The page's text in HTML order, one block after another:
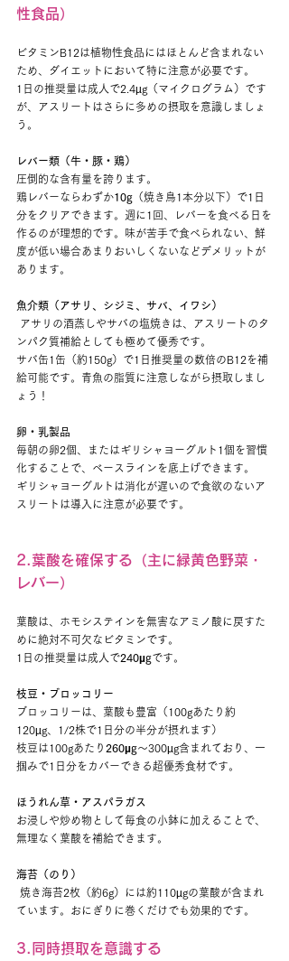
性食品）
ビタミンB12は植物性食品にはほとんど含まれない
ため、ダイエットにおいて特に注意が必要です。
1日の推奨量は成人で2.4µg（マイクログラム）です
が、アスリートはさらに多めの摂取を意識しましょ
う。
レバー類（牛・豚・鶏）
圧倒的な含有量を誇ります。
鶏レバーならわずか10g （焼き鳥1本分以下）で1日
分をクリアできます。週に1回、レバーを食べる日を
作るのが理想的です。味が苦手で食べられない、鮮
度が低い場合あまりおいしくないなどデメリットが
あります。
魚介類（アサリ、シジミ、サバ、イワシ）
ンパク質補給としても極めて優秀です。
サバ缶1缶（約150g）で1日推奨量の数倍のB12を補
給可能です。青魚の脂質に注意しながら摂取しまし
ょう！
卵・乳製品
毎朝の卵2個、またはギリシャヨーグルト1個を習慣
化することで、ベースラインを底上げできます。
ギリシャヨーグルトは消化が遅いので食欲のないア
スリートは導入に注意が必要です。
2.葉酸を確保する（主に緑黄色野菜・
レバー）
葉酸は、ホモシステインを無害なアミノ酸に戻すた
めに絶対不可欠なビタミンです。
1日の推奨量は成人で240µgです。
枝豆・ブロッコリー
ブロッコリーは、葉酸も豊富（100gあたり約
120µg、1/2株で1日分の半分が摂れます）
枝豆は100gあたり 260µg〜300µg含まれており、一
掴みで1日分をカバーできる超優秀食材です。
ほうれん草・アスパラガス
お浸しや炒め物として毎食の小鉢に加えることで、
無理なく葉酸を補給できます。
海苔（のり）
ています。おにぎりに巻くだけでも効果的です。
3.同時摂取を意識する